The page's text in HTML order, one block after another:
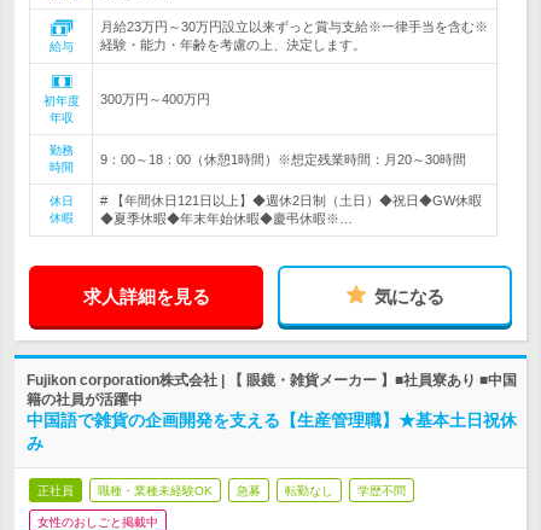
給与
月給23万円～30万円設立以来ずっと賞与支給※一律手当を含む※
経験・能力・年齢を考慮の上、決定します。
初年度
年収
300万円～400万円
勤務
時間
9：00～18：00（休憩1時間）※想定残業時間：月20～30時間
休日
休暇
# 【年間休日121日以上】◆週休2日制（土日）◆祝日◆GW休暇
◆夏季休暇◆年末年始休暇◆慶弔休暇※…
求人詳細を見る 気になる
Fujikon corporation株式会社 | 【 眼鏡・雑貨メーカー 】■社員寮あり ■中国
籍の社員が活躍中
中国語で雑貨の企画開発を支える【生産管理職】★基本土日祝休
み
正社員 職種・業種未経験OK 急募 転勤なし 学歴不問
女性のおしごと掲載中